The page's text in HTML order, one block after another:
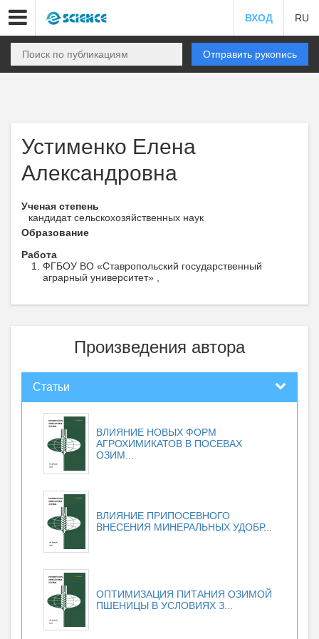
ВХОД RU
Отправить рукопись
Устименко Елена
Александровна
Ученая степень
кандидат сельскохозяйственных наук
Образование
Работа
ФГБОУ ВО «Ставропольский государственный
аграрный университет» ,
Произведения автора
Статьи
ВЛИЯНИЕ НОВЫХ ФОРМ
АГРОХИМИКАТОВ В ПОСЕВАХ
ОЗИМ...
ВЛИЯНИЕ ПРИПОСЕВНОГО
ВНЕСЕНИЯ МИНЕРАЛЬНЫХ УДОБР...
ОПТИМИЗАЦИЯ ПИТАНИЯ ОЗИМОЙ
ПШЕНИЦЫ В УСЛОВИЯХ З...